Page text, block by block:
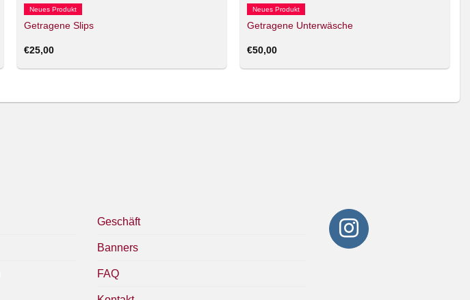
Neues Produkt
Getragene Slips
€25,00
Neues Produkt
Getragene Unterwäsche
€50,00
Geschäft
Banners
FAQ